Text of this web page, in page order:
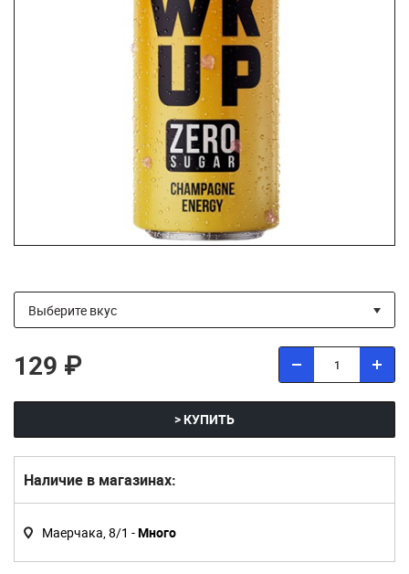
129 ₽
> КУПИТЬ
Наличие в магазинах:
Маерчака, 8/1 -Много